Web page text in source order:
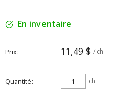
En inventaire
Prix 11,49 $ / ch
Quantité ch